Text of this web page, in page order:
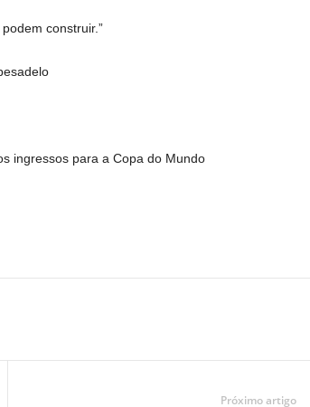
construir.”
ingressos para a Copa do Mundo
Próximo artigo